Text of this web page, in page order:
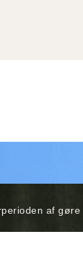
af